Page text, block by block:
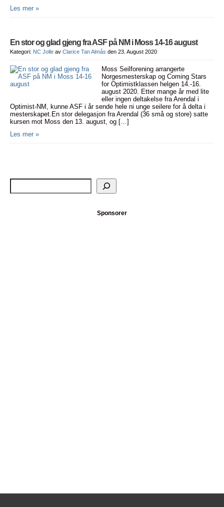
Les mer »
En stor og glad gjeng fra ASF på NM i Moss 14-16 august
Kategori: NC Jolle av Clarice Tan Almås den 23. August 2020
Moss Seilforening arrangerte
Norgesmesterskap og Coming Stars
for Optimistklassen helgen 14.-16.
august 2020. Etter mange år med lite
eller ingen deltakelse fra Arendal i
Optimist-NM, kunne ASF i år sende hele ni unge seilere for å delta i
mesterskapet.En stor delegasjon fra Arendal (36 små og store) satte
kursen mot Moss den 13. august, og […]
Les mer »
Sponsorer